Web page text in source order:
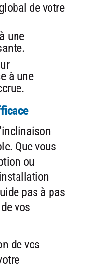
de votre
une
à une
Que vous
ou
pas à pas
vos
de vos